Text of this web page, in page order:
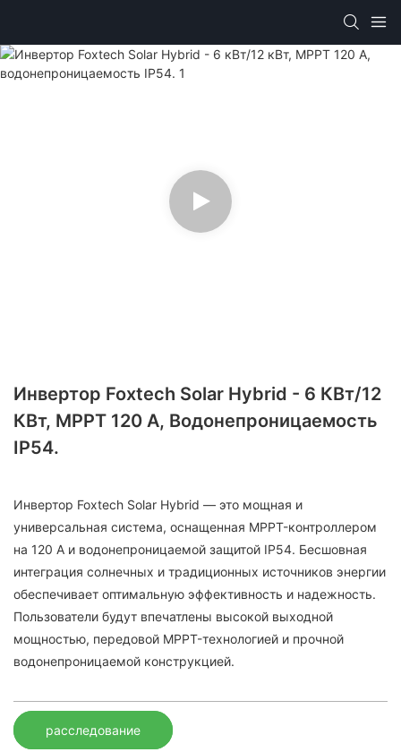
Инвертор Foxtech Solar Hybrid - 6 КВт/12
КВт, MPPT 120 А, Водонепроницаемость
IP54.
Инвертор Foxtech Solar Hybrid — это мощная и
универсальная система, оснащенная MPPT-контроллером
на 120 А и водонепроницаемой защитой IP54. Бесшовная
интеграция солнечных и традиционных источников энергии
обеспечивает оптимальную эффективность и надежность.
Пользователи будут впечатлены высокой выходной
мощностью, передовой MPPT-технологией и прочной
водонепроницаемой конструкцией.
расследование